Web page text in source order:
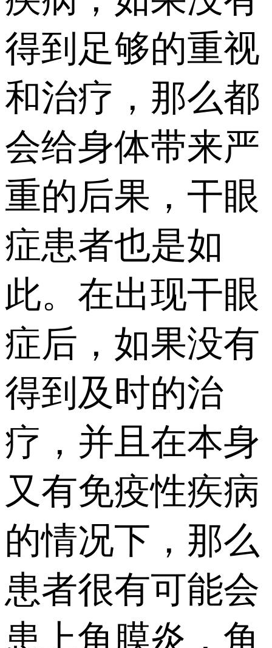
得到足够的重视
和治疗，那么都
会给身体带来严
重的后果，干眼
症患者也是如
此。在出现干眼
症后，如果没有
得到及时的治
疗，并且在本身
又有免疫性疾病
的情况下，那么
患者很有可能会
患上角膜炎，角